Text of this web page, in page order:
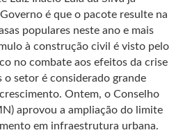
é que o pacote resulte na
populares neste ano e mais
à construção civil é visto pelo
no combate aos efeitos da crise
setor é considerado grande
Ontem, o Conselho
aprovou a ampliação do limite
em infraestrutura urbana.